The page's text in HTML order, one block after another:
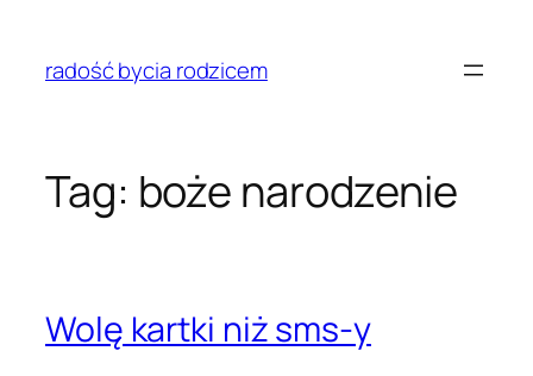
treściradość bycia rodzicem
Tag: boże narodzenie
Wolę kartki niż sms-y